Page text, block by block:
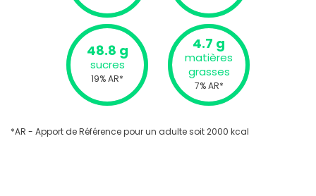
48.8 g
sucres
19% AR*
4.7 g
matières
grasses
7% AR*
*AR - Apport de Référence pour un adulte soit 2000 kcal